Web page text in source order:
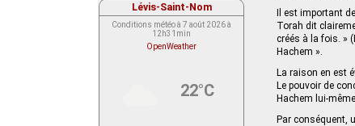
Il est important
Torah dit
créés à la fois. »
Hachem ».
La raison en est
Le pouvoir de
Hachem lui-
Par conséquent,
Lévis-Saint-Nom
Conditions météo à 7 août 2026 à
12h31min
OpenWeather
22°C